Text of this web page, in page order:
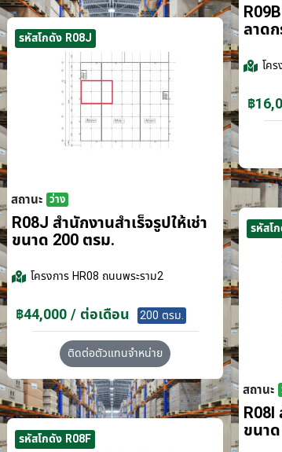
ลาด
โคร
฿
รหัสโกดัง R08J
สถานะ ว่าง
R08J สำนักงานสำเร็จรูปให้เช่า
ขนาด 200 ตรม.
โครงการHR08 ถนนพระราม2
฿44,000 / ต่อเดือน 200 ตรม.
ติดต่อตัวแทนจำหน่าย
รหัสโ
สถานะ
R08I
ขนา
รหัสโกดัง R08F